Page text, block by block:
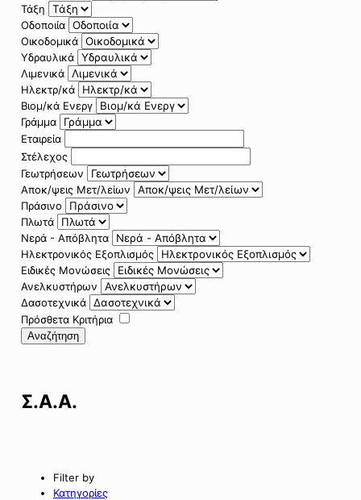
Τάξη
Οδοποιία
Οικοδομικά
Υδραυλικά
Λιμενικά
Ηλεκτρ/κά
Βιομ/κά Ενεργ
Γράμμα
Εταιρεία
Στέλεχος
Γεωτρήσεων
Αποκ/ψεις Μετ/λείων
Πράσινο
Πλωτά
Νερά - Απόβλητα
Ηλεκτρονικός Εξοπλισμός
Ειδικές Μονώσεις
Ανελκυστήρων
Δασοτεχνικά
Πρόσθετα Κριτήρια
Αναζήτηση
Σ.Α.Α.
Filter by
Κατηγορίες